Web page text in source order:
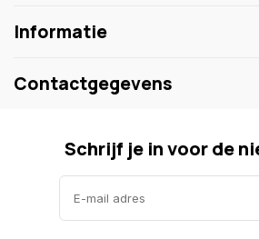
Informatie
Contactgegevens
Schrijf je in voor de